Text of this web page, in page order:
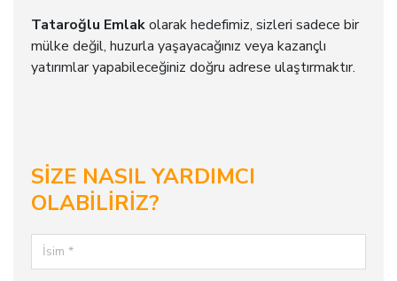
Tataroğlu Emlakolarak hedefimiz, sizleri sadece bir
mülke değil, huzurla yaşayacağınız veya kazançlı
yatırımlar yapabileceğiniz doğru adrese ulaştırmaktır.
SİZE NASIL YARDIMCI
OLABİLİRİZ?
İsim